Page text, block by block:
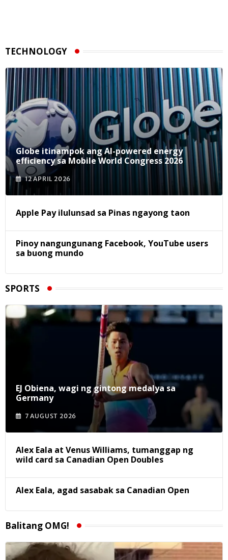
TECHNOLOGY
Globe itinampok ang AI-powered energy
efficiency sa Mobile World Congress 2026
12 APRIL 2026
Apple Pay ilulunsad sa Pinas ngayong taon
Pinoy nangungunang Facebook, YouTube users
sa buong mundo
SPORTS
EJ Obiena, wagi ng gintong medalya sa
Germany
7 AUGUST 2026
Alex Eala at Venus Williams, tumanggap ng
wild card sa Canadian Open Doubles
Alex Eala, agad sasabak sa Canadian Open
Balitang OMG!